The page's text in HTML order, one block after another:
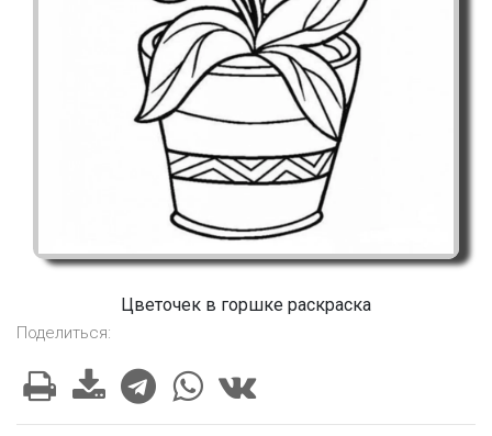
Цветочек в горшке раскраска
Поделиться: